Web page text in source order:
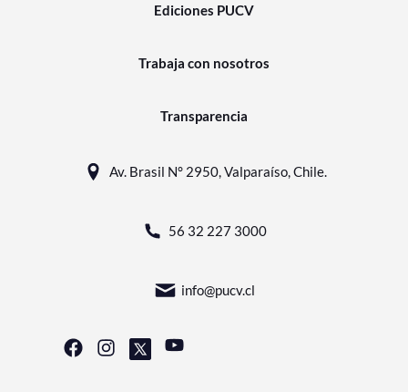
Ediciones PUCV
Trabaja con nosotros
Transparencia
Av. Brasil N° 2950, Valparaíso, Chile.
56 32 227 3000
info@pucv.cl